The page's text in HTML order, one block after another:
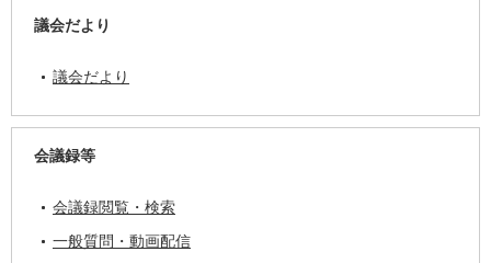
議会だより
議会だより
会議録等
会議録閲覧・検索
一般質問・動画配信